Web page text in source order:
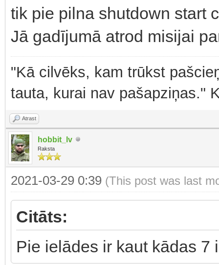
tik pie pilna shutdown start
Jā gadījumā atrod misijai
"Kā cilvēks, kam trūkst
tauta, kurai nav pašapziņas."
Atrast
hobbit_lv
Raksta
2021-03-29 0:39 (This post was last
Citāts:
Pie ielādes ir kaut kādas 7